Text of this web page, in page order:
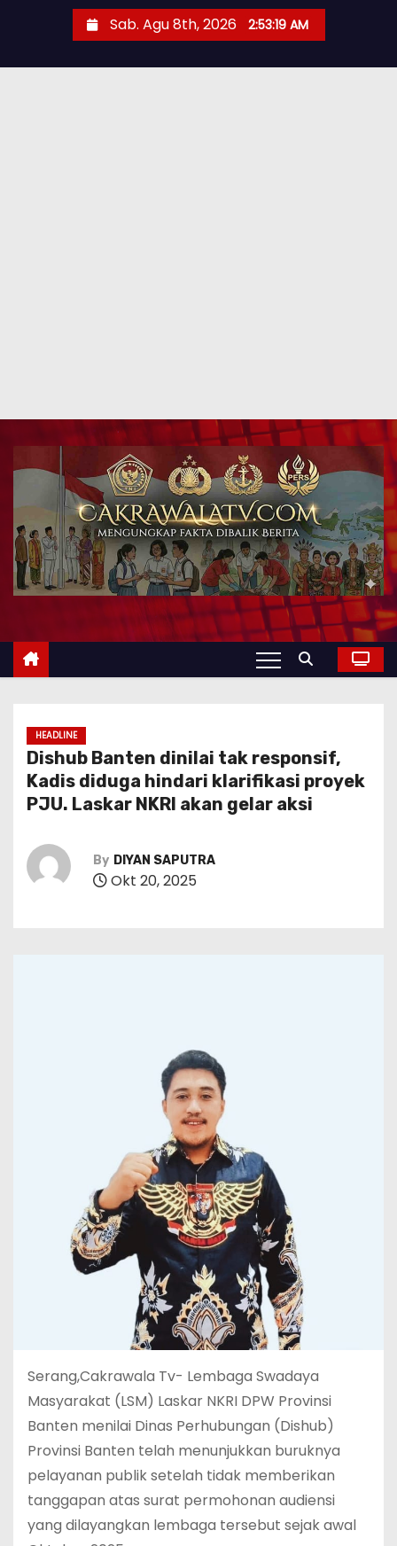
Sab. Agu 8th, 2026 2:53:20 AM
HEADLINE
Dishub Banten dinilai tak responsif,
Kadis diduga hindari klarifikasi proyek
PJU. Laskar NKRI akan gelar aksi
By DIYAN SAPUTRA
Okt 20, 2025
Serang,Cakrawala Tv- Lembaga Swadaya
Masyarakat (LSM) Laskar NKRI DPW Provinsi
Banten menilai Dinas Perhubungan (Dishub)
Provinsi Banten telah menunjukkan buruknya
pelayanan publik setelah tidak memberikan
tanggapan atas surat permohonan audiensi
yang dilayangkan lembaga tersebut sejak awal